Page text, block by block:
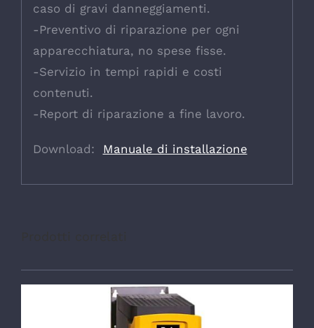
caso di gravi danneggiamenti.
-Preventivo di riparazione per ogni
apparecchiatura, no spese fisse.
-Servizio in tempi rapidi e costi
contenuti.
-Report di riparazione a fine lavoro.
Download: Manuale di installazione